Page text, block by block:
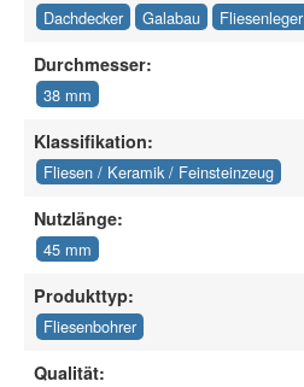
Dachdecker Galabau Fliesenleger
Durchmesser:
38 mm
Klassifikation:
Fliesen / Keramik / Feinsteinzeug
Nutzlänge:
45 mm
Produkttyp:
Fliesenbohrer
Qualität: